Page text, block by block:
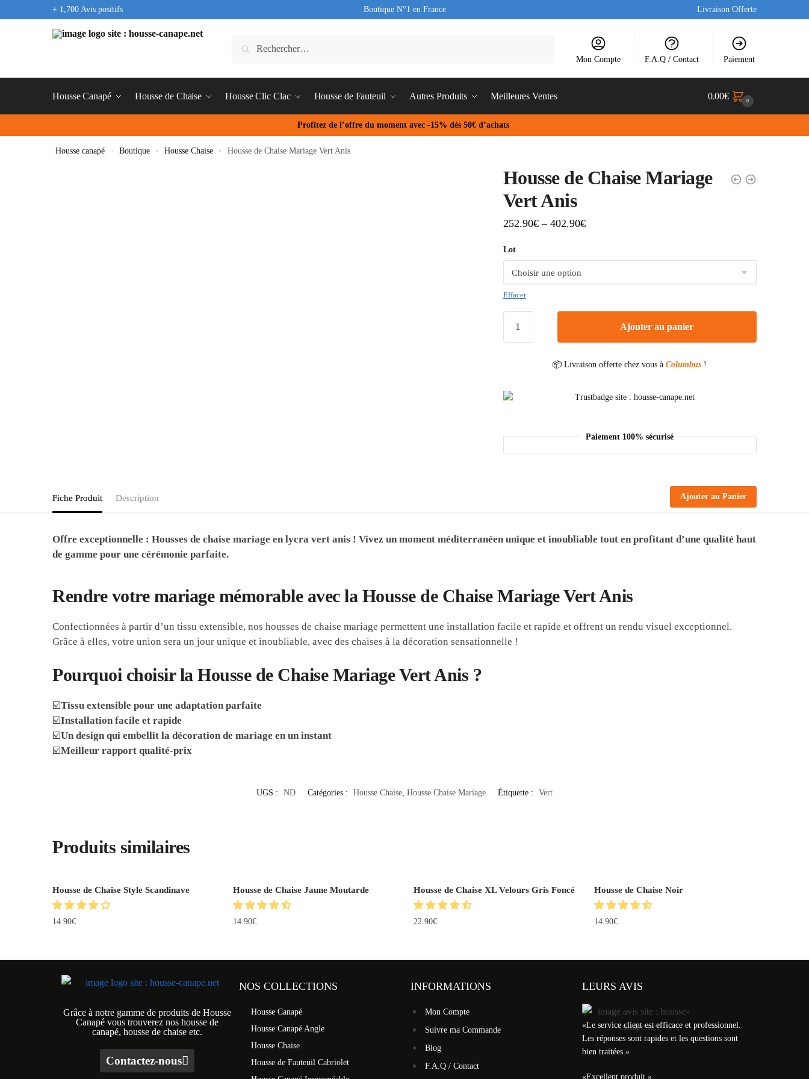
+ 1,700 Avis positifs Boutique N°1 en France Livraison Offerte
Mon Compte F.A.Q / Contact Paiement
Housse Canapé Housse de Chaise Housse Clic Clac Housse de Fauteuil Autres Produits Meilleures Ventes 0.00€ 0
Profitez de l’offre du moment avec -15% dès 50€ d’achats
Housse canapé » Boutique » Housse Chaise » Housse de Chaise Mariage Vert Anis
Housse de Chaise Mariage
Vert Anis
252.90€– 402.90€
Lot
Effacer
Ajouter au panier
📦 Livraison offerte chez vous àColumbus !
Paiement 100% sécurisé
Fiche Produit Description Ajouter au Panier
Offre exceptionnelle : Housses de chaise mariage en lycra vert anis ! Vivez un moment méditerranéen unique et inoubliable tout en profitant d’une qualité haut
de gamme pour une cérémonie parfaite.
Rendre votre mariage mémorable avec la Housse de Chaise Mariage Vert Anis
Confectionnées à partir d’un tissu extensible, nos housses de chaise mariage permettent une installation facile et rapide et offrent un rendu visuel exceptionnel.
Grâce à elles, votre union sera un jour unique et inoubliable, avec des chaises à la décoration sensationnelle !
Pourquoi choisir la Housse de Chaise Mariage Vert Anis ?
☑️Tissu extensible pour une adaptation parfaite
☑️Installation facile et rapide
☑️Un design qui embellit la décoration de mariage en un instant
☑️Meilleur rapport qualité-prix
UGS : ND Catégories : Housse Chaise, Housse Chaise Mariage Étiquette : Vert
Produits similaires
Housse de Chaise Style Scandinave
14.90€
Housse de Chaise Jaune Moutarde
14.90€
Housse de Chaise XL Velours Gris Foncé
22.90€
Housse de Chaise Noir
14.90€
Grâce à notre gamme de produits de Housse
Canapé vous trouverez nos housse de
canapé, housse de chaise etc.
Contactez-nous
NOS COLLECTIONS
Housse Canapé
Housse Canapé Angle
Housse Chaise
Housse de Fauteuil Cabriolet
INFORMATIONS
Mon Compte
Suivre ma Commande
Blog
F.A.Q / Contact
LEURS AVIS
«Le service client est efficace et professionnel.
Les réponses sont rapides et les questions sont
bien traitées.»
«Excellent produit. »